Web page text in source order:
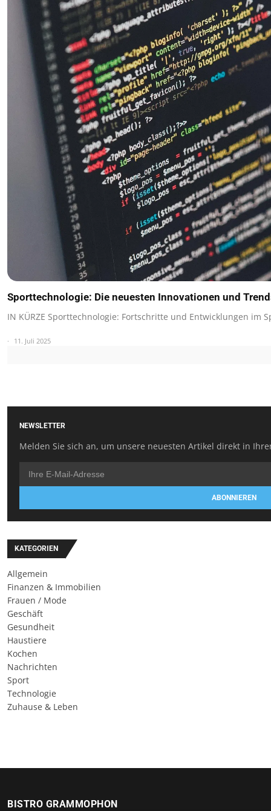
Sporttechnologie: Die neuesten Innovationen und
IN KÜRZE Sporttechnologie: Fortschritte und Entwicklungen im
11. Juli 2025
NEWSLETTER
Melden Sie sich an, um unsere neuesten Artikel direkt in
ABONNIEREN
KATEGORIEN
Allgemein
Finanzen & Immobilien
Frauen / Mode
Geschäft
Gesundheit
Haustiere
Kochen
Nachrichten
Sport
Technologie
Zuhause & Leben
BISTRO GRAMMOPHON